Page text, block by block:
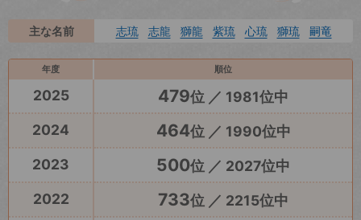
主な名前 志琉 志龍 獅龍 紫琉 心琉 獅琉 嗣竜
年度 順位
2025 479位 ／ 1981位中
2024
464位 ／ 1990位中
2023
500位 ／ 2027位中
2022
733位 ／ 2215位中